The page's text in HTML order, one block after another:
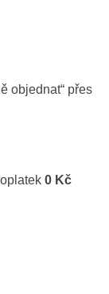
objednat“ přes
0 Kč